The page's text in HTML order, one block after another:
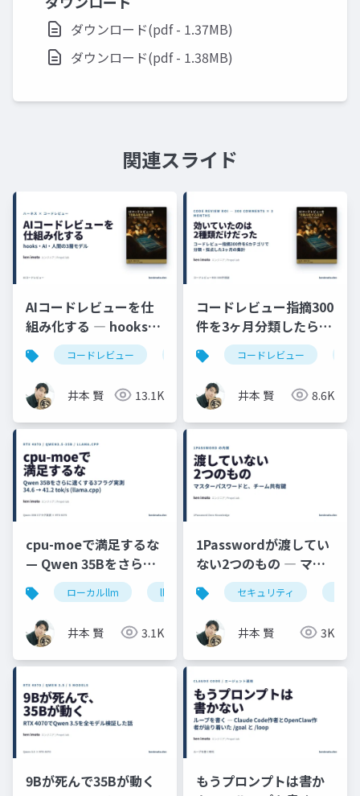
ダウンロード(pdf - 1.37MB)
ダウンロード(pdf - 1.38MB)
関連スライド
AIコードレビューを仕
組み化する ― hooks・
AI・人間の3層モデル
コードレビュー claudecode coderabbit
井本 賢 13.1K
コードレビュー指摘300
件を3ヶ月分類したら効
いていたのは2種類だけ
だった ─ Bug/Spec死
守・残り4種類はPRか
ら外す
コードレビュー
井本 賢 8.6K
cpu-moeで満足するな
— Qwen 35Bをさらに
速くする3フラグ実測
(RTX 4070)
ローカルllm llama.cpp rtx4070 qwen
井本 賢 3.1K
1Passwordが渡してい
ない2つのもの ― マス
ターパスワードと、チ
ーム共有鍵
セキュリティ
井本 賢 3K
9Bが死んで35Bが動く
もうプロンプトは書か